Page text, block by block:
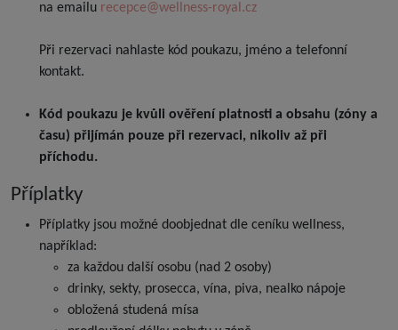
na emailu recepce@wellness-royal.cz
Při rezervaci nahlaste kód poukazu, jméno a telefonní
kontakt.
Kód poukazu je kvůli ověření platnosti a obsahu (zóny a
času) přijímán pouze při rezervaci, nikoliv až při
příchodu.
Příplatky
Příplatky jsou možné doobjednat dle ceníku wellness,
například:
za každou další osobu (nad 2 osoby)
drinky, sekty, prosecca, vína, piva, nealko nápoje
obložená studená mísa